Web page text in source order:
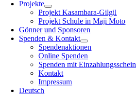
Projekte
Projekt Kasambara-Gilgil
Projekt Schule in Maji Moto
Gönner und Sponsoren
Spenden & Kontakt
Spendenaktionen
Online Spenden
Spenden mit Einzahlungsschein
Kontakt
Impressum
Deutsch